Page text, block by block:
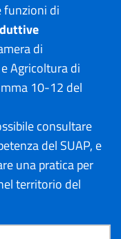
funzioni di
di
Agricoltura di
10-12 del
consultare
del SUAP, e
una pratica per
territorio del